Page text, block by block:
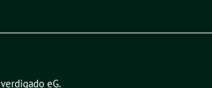
verdigado eG.